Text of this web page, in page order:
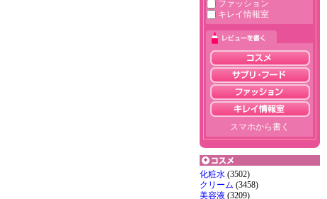
ファッション
キレイ情報室
スマホから書く
化粧水 (3502)
クリーム (3458)
美容液 (3209)